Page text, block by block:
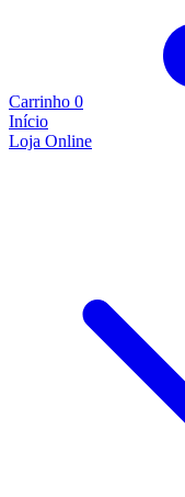
Carrinho 0
Início
Loja Online